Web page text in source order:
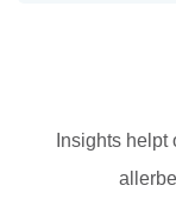
Insights